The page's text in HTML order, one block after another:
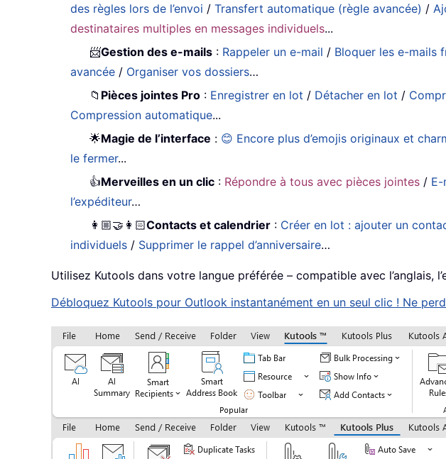
des règles lors de l’envoi /Transfert automatique (règle avancée) /
destinataires multiples en messages individuels...
📨Gestion des e-mails : Rappeler un e-mail / Bloquer les e-mails
avancée / Organiser vos dossiers…
📁 Pièces jointes Pro : Enregistrer en lot / Détacher en lot /
Compression automatique...
🌟Magie de l’interface : 😊 Encore plus d’emojis originaux et
le fermer...
👍Merveilles en un clic : Répondre à tous avec pièces jointes /
l’expéditeur…
👩🏼‍🤝‍👩🏻Contacts et calendrier : Créer en lot : ajouter un
individuels / Supprimer le rappel d’anniversaire…
Utilisez Kutools dans votre langue préférée – compatible avec l’anglais,
Débloquez Kutools pour Outlook instantanément en un seul clic ! Ne